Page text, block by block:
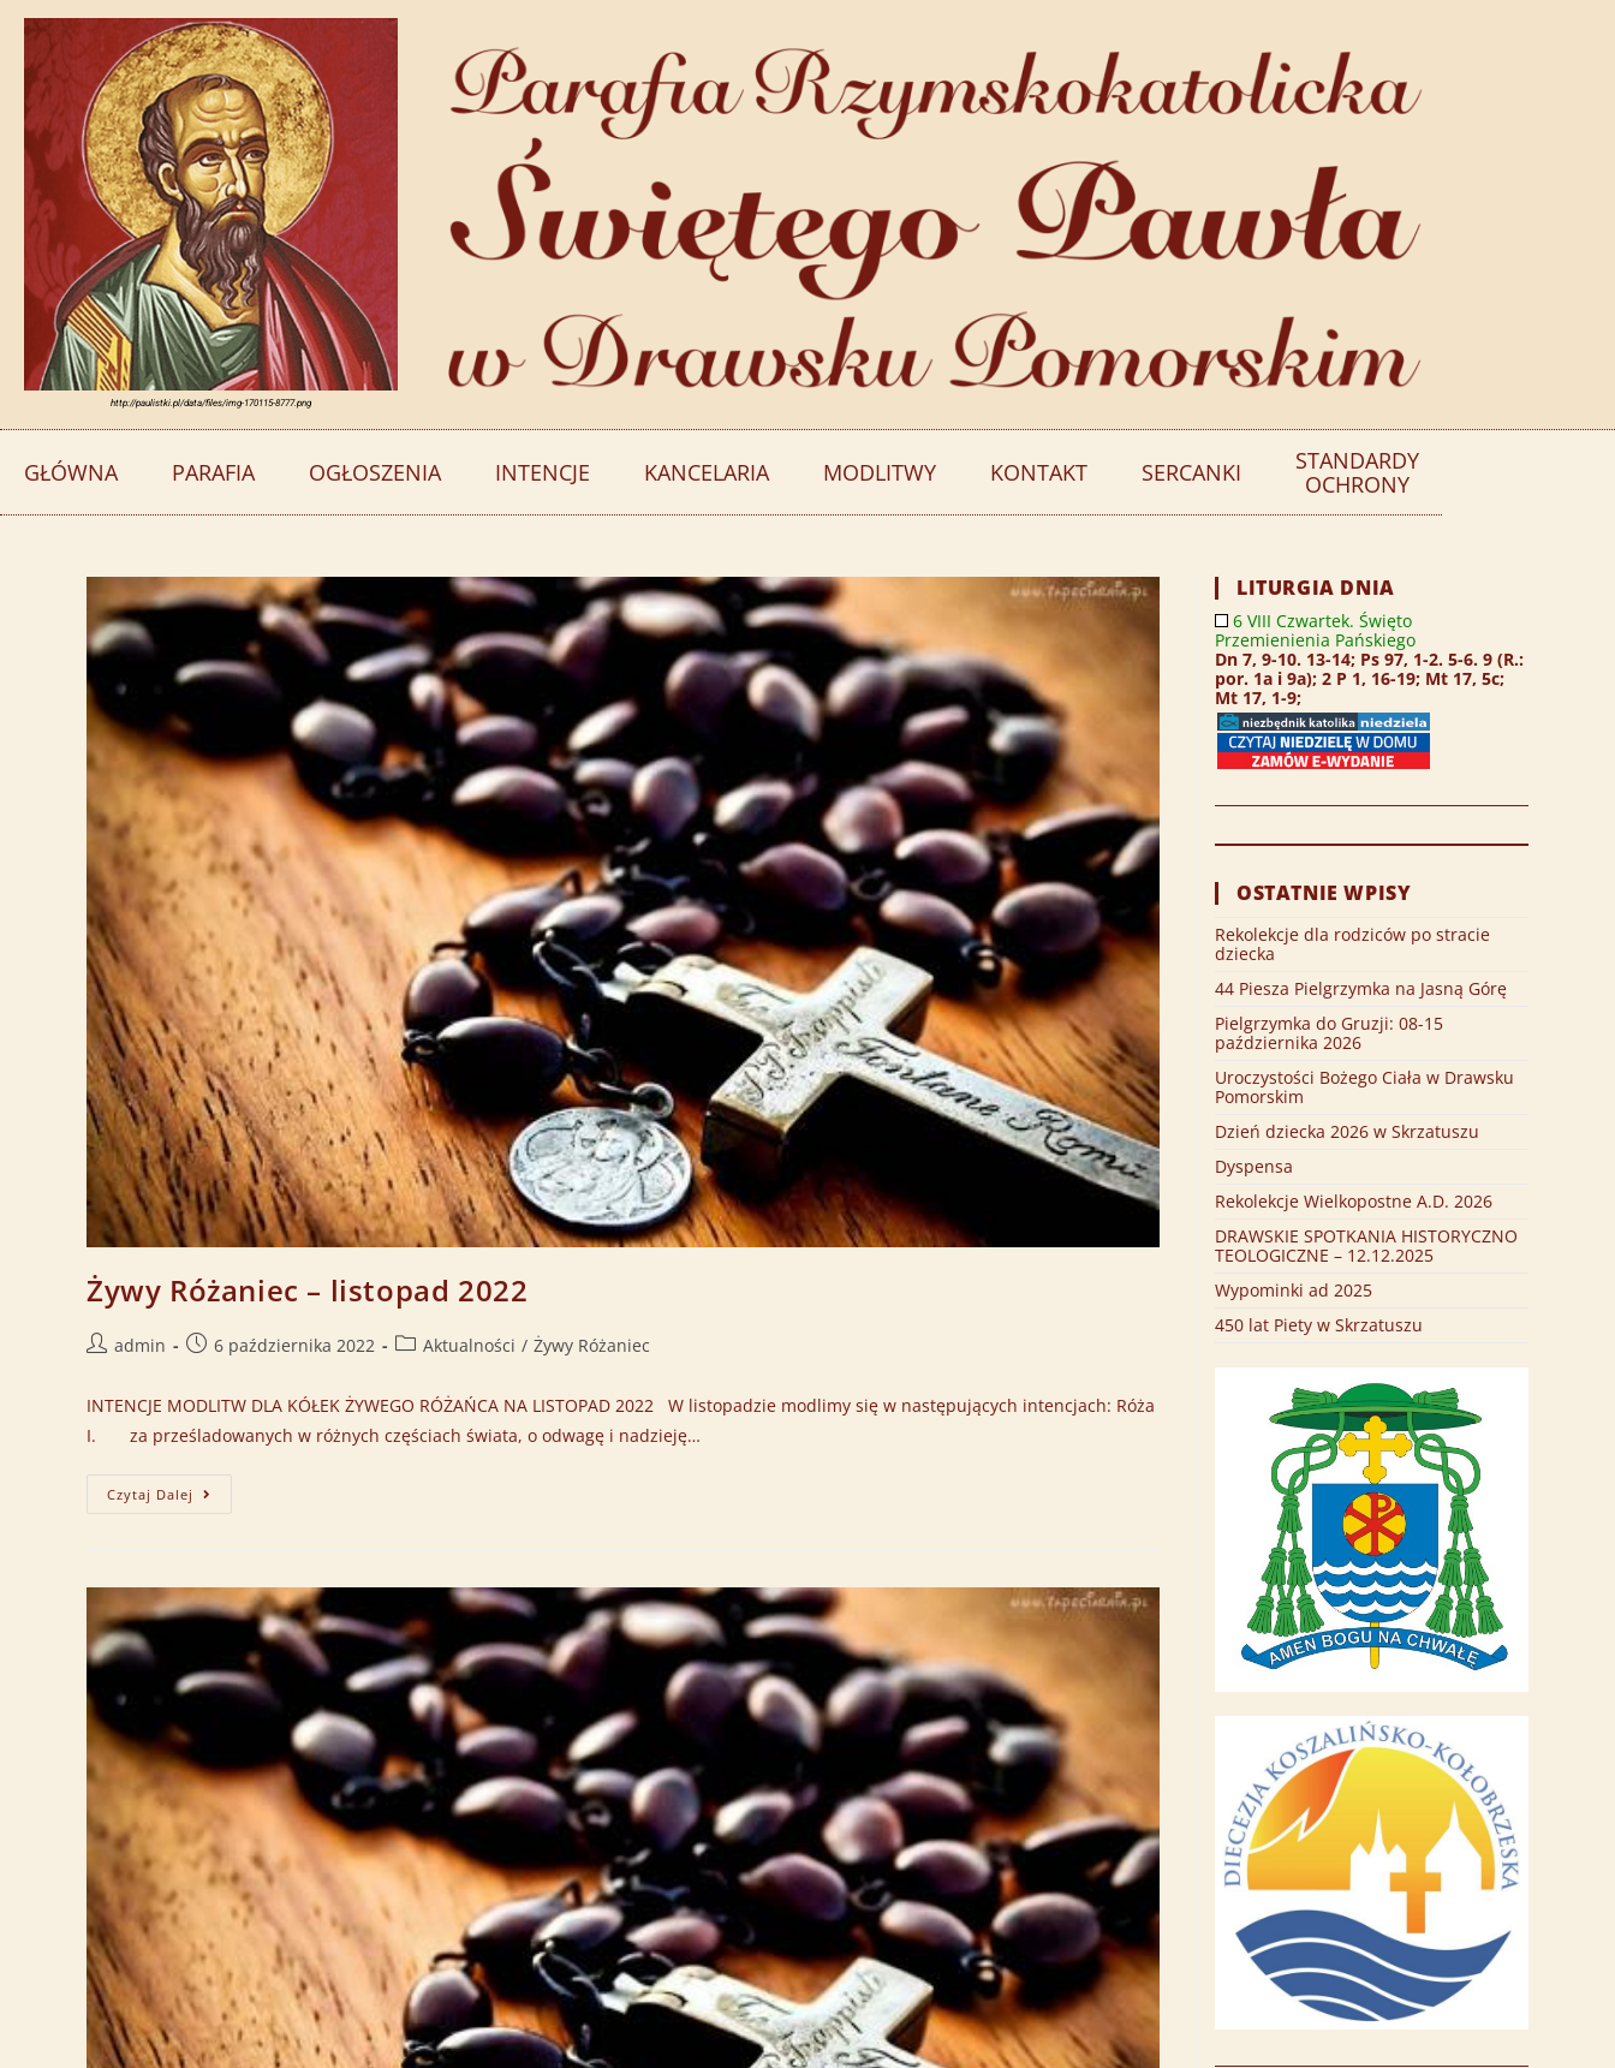
http://paulistki.pl/data/files/img-170115-8777.png
GŁÓWNA PARAFIA OGŁOSZENIA INTENCJE KANCELARIA MODLITWY KONTAKT SERCANKI
STANDARDY
OCHRONY
Żywy Różaniec – listopad 2022
admin 6 października 2022 Aktualności / Żywy Różaniec
INTENCJE MODLITW DLA KÓŁEK ŻYWEGO RÓŻAŃCA NA LISTOPAD 2022 W listopadzie modlimy się w następujących intencjach: Róża
I. za prześladowanych w różnych częściach świata, o odwagę i nadzieję…
Czytaj Dalej
LITURGIA DNIA
6 VIII Czwartek. Święto
Przemienienia Pańskiego
Dn 7, 9-10. 13-14; Ps 97, 1-2. 5-6. 9 (R.:
por. 1a i 9a); 2 P 1, 16-19; Mt 17, 5c;
Mt 17, 1-9;
OSTATNIE WPISY
Rekolekcje dla rodziców po stracie
dziecka
44 Piesza Pielgrzymka na Jasną Górę
Pielgrzymka do Gruzji: 08-15
października 2026
Uroczystości Bożego Ciała w Drawsku
Pomorskim
Dzień dziecka 2026 w Skrzatuszu
Dyspensa
Rekolekcje Wielkopostne A.D. 2026
DRAWSKIE SPOTKANIA HISTORYCZNO
TEOLOGICZNE – 12.12.2025
Wypominki ad 2025
450 lat Piety w Skrzatuszu